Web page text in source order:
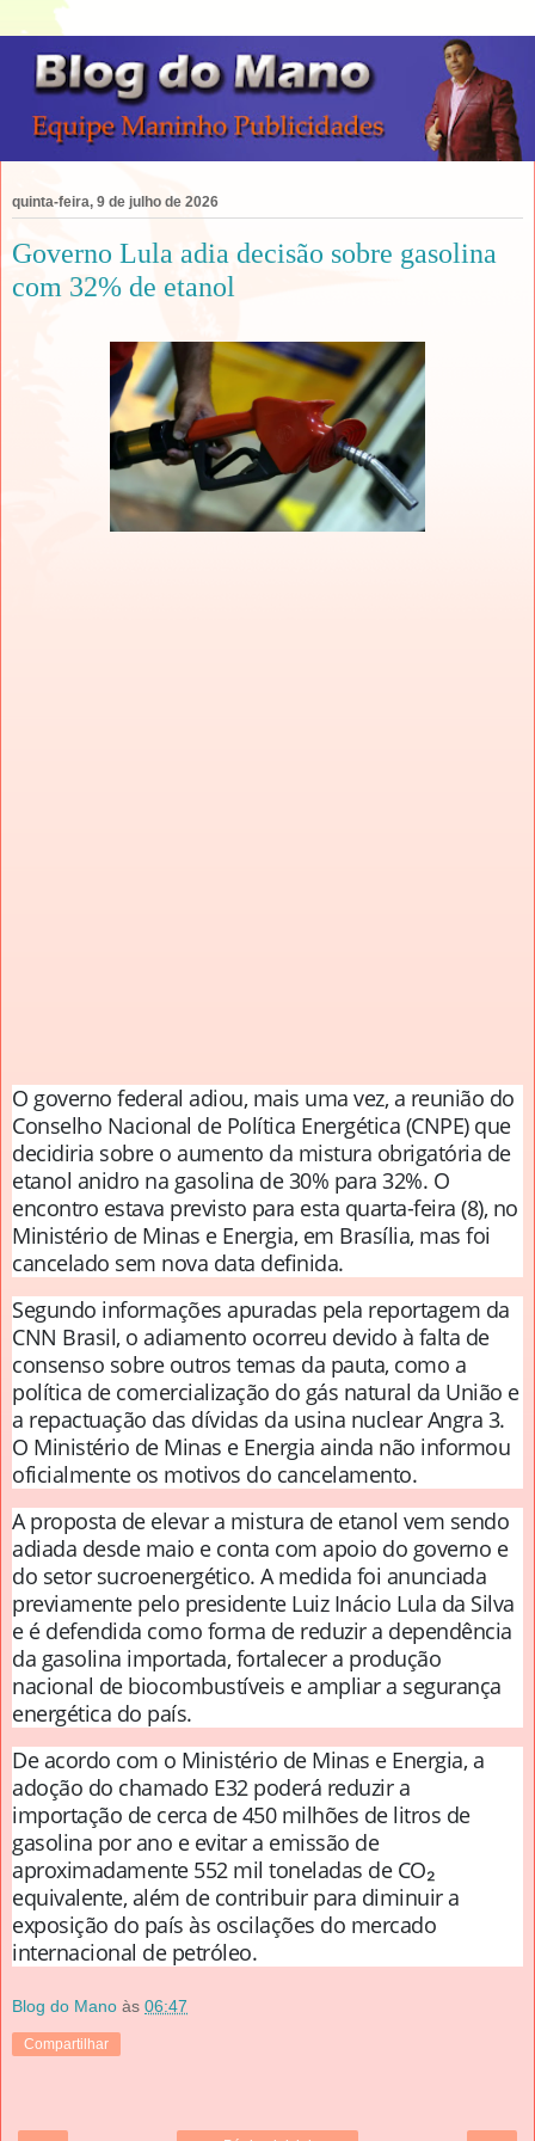
quinta-feira, 9 de julho de 2026
Governo Lula adia decisão sobre gasolina
com 32% de etanol
O governo federal adiou, mais uma vez, a reunião do
Conselho Nacional de Política Energética (CNPE) que
decidiria sobre o aumento da mistura obrigatória de
etanol anidro na gasolina de 30% para 32%. O
encontro estava previsto para esta quarta-feira (8), no
Ministério de Minas e Energia, em Brasília, mas foi
cancelado sem nova data definida.
Segundo informações apuradas pela reportagem da
CNN Brasil, o adiamento ocorreu devido à falta de
consenso sobre outros temas da pauta, como a
política de comercialização do gás natural da União e
a repactuação das dívidas da usina nuclear Angra 3.
O Ministério de Minas e Energia ainda não informou
oficialmente os motivos do cancelamento.
A proposta de elevar a mistura de etanol vem sendo
adiada desde maio e conta com apoio do governo e
do setor sucroenergético. A medida foi anunciada
previamente pelo presidente Luiz Inácio Lula da Silva
e é defendida como forma de reduzir a dependência
da gasolina importada, fortalecer a produção
nacional de biocombustíveis e ampliar a segurança
energética do país.
De acordo com o Ministério de Minas e Energia, a
adoção do chamado E32 poderá reduzir a
importação de cerca de 450 milhões de litros de
gasolina por ano e evitar a emissão de
aproximadamente 552 mil toneladas de CO₂
equivalente, além de contribuir para diminuir a
exposição do país às oscilações do mercado
internacional de petróleo.
Blog do Mano às 06:47
Compartilhar